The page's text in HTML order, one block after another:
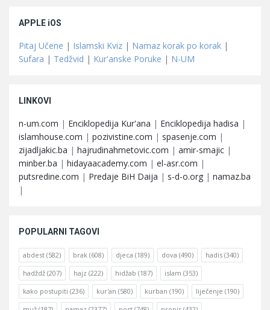
APPLE iOS
Pitaj Učene | Islamski Kviz | Namaz korak po korak |
Sufara | Tedžvid | Kur'anske Poruke | N-UM
LINKOVI
n-um.com | Enciklopedija Kur'ana | Enciklopedija hadisa |
islamhouse.com | pozivistine.com | spasenje.com |
zijadljakic.ba | hajrudinahmetovic.com | amir-smajic |
minber.ba | hidayaacademy.com | el-asr.com |
putsredine.com | Predaje BiH Daija | s-d-o.org | namaz.ba
|
POPULARNI TAGOVI
abdest (582) brak (608) djeca (189) dova (490) hadis (340)
hadždž (207) hajz (222) hidžab (187) islam (353)
kako postupiti (236) kur'an (580) kurban (190) liječenje (190)